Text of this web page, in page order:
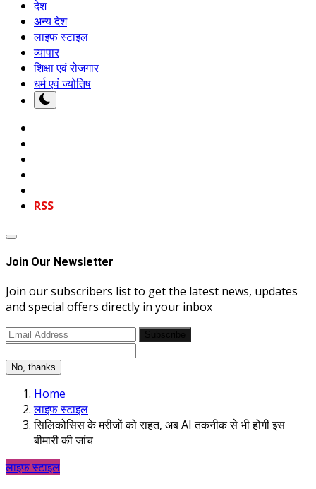
देश
अन्य देश
लाइफ स्टाइल
व्यापार
शिक्षा एवं रोजगार
धर्म एवं ज्योतिष
RSS
Join Our Newsletter
Join our subscribers list to get the latest news, updates
and special offers directly in your inbox
No, thanks
Home
लाइफ स्टाइल
सिलिकोसिस के मरीजों को राहत, अब AI तकनीक से भी होगी इस
बीमारी की जांच
लाइफ स्टाइल